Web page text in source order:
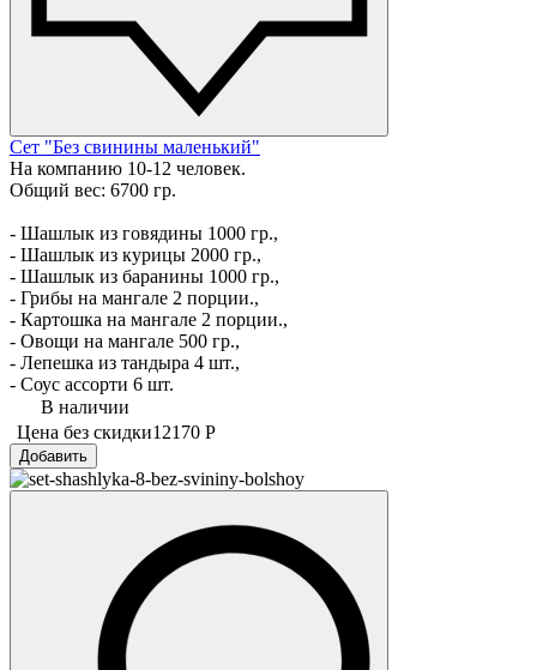
Сет "Без свинины маленький"
На компанию 10-12 человек.
Общий вес: 6700 гр.
- Шашлык из говядины 1000 гр.,
- Шашлык из курицы 2000 гр.,
- Шашлык из баранины 1000 гр.,
- Грибы на мангале 2 порции.,
- Картошка на мангале 2 порции.,
- Овощи на мангале 500 гр.,
- Лепешка из тандыра 4 шт.,
- Соус ассорти 6 шт.
В наличии
Цена без скидки12170 Р
Добавить